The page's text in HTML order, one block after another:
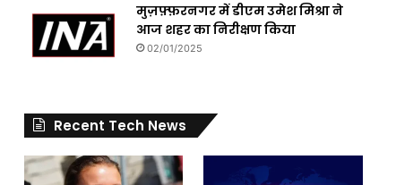
मुज़फ़्फ़रनगर में डीएम उमेश मिश्रा ने
आज शहर का निरीक्षण किया
02/01/2025
Recent Tech News